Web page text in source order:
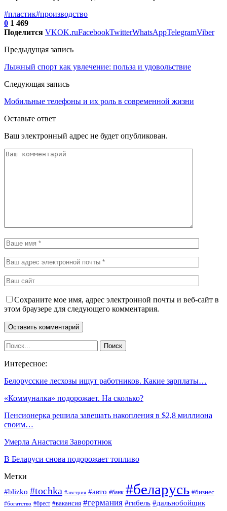
#пластик#производство
0 1 469
Поделится VKOK.ruFacebookTwitterWhatsAppTelegramViber
Предыдущая запись
Лыжный спорт как увлечение: польза и удовольствие
Следующая запись
Мобильные телефоны и их роль в современной жизни
Оставьте ответ
Ваш электронный адрес не будет опубликован.
Сохраните мое имя, адрес электронной почты и веб-сайт в
этом браузере для следующего комментария.
Интересное:
Белорусские лесхозы ищут работников. Какие зарплаты…
«Коммуналка» подорожает. На сколько?
Пенсионерка решила завещать накопления в $2,8 миллиона
своим…
Умерла Анастасия Заворотнюк
В Беларуси снова подорожает топливо
Метки
#blizko #tochka #австрия #авто #банк #беларусь #бизнес
#богатство #брест #вакансия #германия #гибель #дальнобойщик